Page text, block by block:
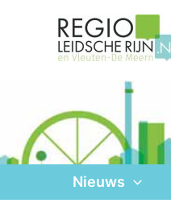
Nieuws